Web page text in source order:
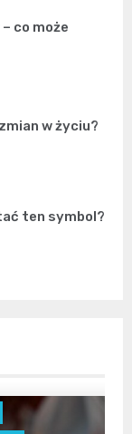
co może
w życiu?
ten symbol?